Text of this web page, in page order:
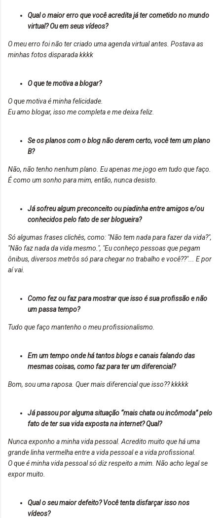
Qual o maior erro que você acredita já ter cometido no mundo
virtual? Ou em seus vídeos?
O meu erro foi não ter criado uma agenda virtual antes. Postava as
minhas fotos disparada kkkk
O que te motiva a blogar?
O que motiva é minha felicidade.
Eu amo blogar, isso me completa e me deixa feliz.
Se os planos com o blog não derem certo, você tem um plano
B?
Não, não tenho nenhum plano. Eu apenas me jogo em tudo que faço.
É como um sonho para mim, então, nunca desisto.
Já sofreu algum preconceito ou piadinha entre amigos e/ou
conhecidos pelo fato de ser blogueira?
Só algumas frases clichês, como: "Não tem nada para fazer da vida?",
"Não faz nada da vida mesmo.", "Eu conheço pessoas que pegam
ônibus, diversos metrôs só para chegar no trabalho e você??"... E por
aí vai.
Como fez ou faz para mostrar que isso é sua profissão e não
um passa tempo?
Tudo que faço mantenho o meu profissionalismo.
Em um tempo onde há tantos blogs e canais falando das
mesmas coisas, como faz para ter um diferencial?
Bom, sou uma raposa. Quer mais diferencial que isso?? kkkkk
Já passou por alguma situação “mais chata ou incômoda” pelo
fato de ter sua vida exposta na internet? Qual?
Nunca exponho a minha vida pessoal. Acredito muito que há uma
grande linha vermelha entre a vida pessoal e a vida profissional.
O que é minha vida pessoal só diz respeito a mim. Não acho legal se
expor muito.
Qual o seu maior defeito? Você tenta disfarçar isso nos
vídeos?